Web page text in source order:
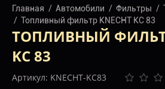
Главная Автомобили Фильтры
Топливный фильтр KNECHT KC 83
ТОПЛИВНЫЙ
KC 83
Артикул: KNECHT-KC83